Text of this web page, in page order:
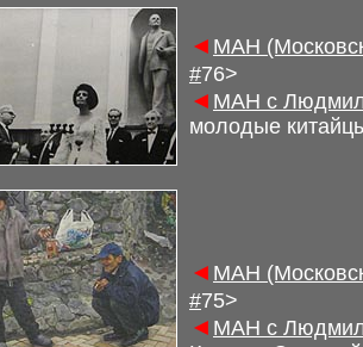
◄ МАН
#76>
◄ МАН с
молодые
◄ МАН
#75>
◄ МАН с